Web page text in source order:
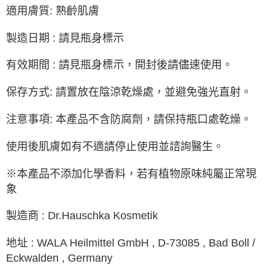
適用膚質: 熟齡肌膚
製造日期 : 請見瓶身標示
有效期間 : 請見瓶身標示，開封後請儘速使用。
保存方式: 請置放在陰涼乾燥處，並避免強光直射。
注意事項: 本產品不含防腐劑，請保持瓶口處乾燥。
使用後肌膚如有不適請停止使用並諮詢醫生。
※本產品不添加化學香料，若有植物原味純屬正常現
象
製造商 : Dr.Hauschka Kosmetik
地址 : WALA Heilmittel GmbH , D-73085 , Bad Boll /
Eckwalden , Germany